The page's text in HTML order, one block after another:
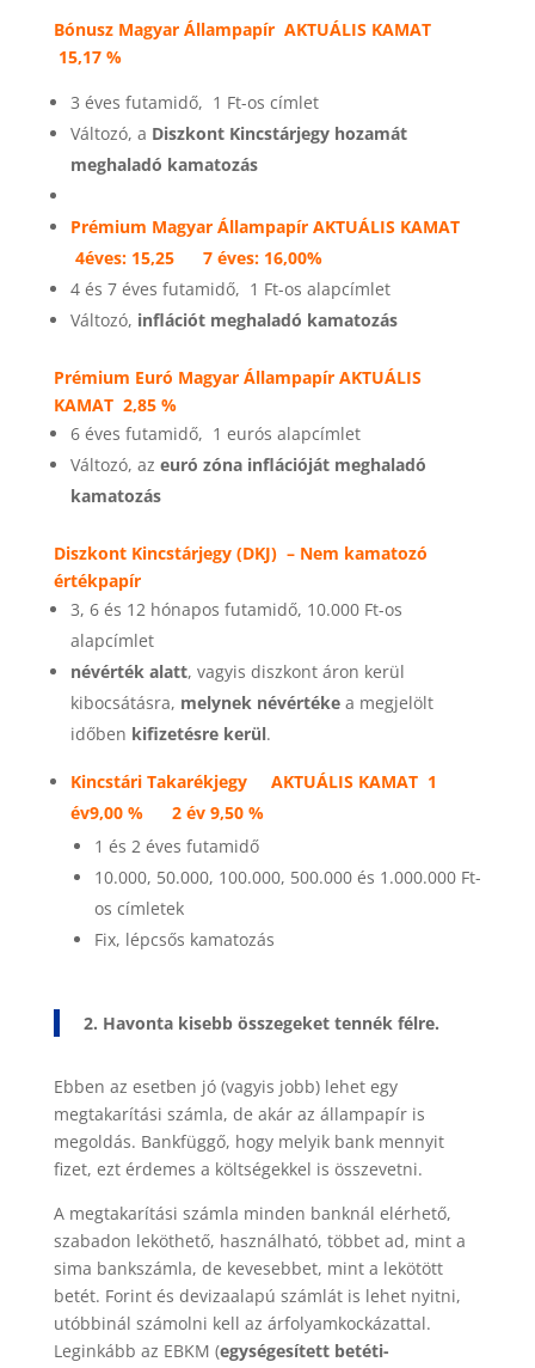
Bónusz Magyar Állampapír AKTUÁLIS KAMAT
15,17 %
3 éves futamidő, 1 Ft-os címlet
Változó, a Diszkont Kincstárjegy hozamát
meghaladó kamatozás
Prémium Magyar Állampapír AKTUÁLIS KAMAT
4éves: 15,25 7 éves: 16,00%
4 és 7 éves futamidő, 1 Ft-os alapcímlet
Változó, inflációt meghaladó kamatozás
Prémium Euró Magyar Állampapír AKTUÁLIS
KAMAT 2,85 %
6 éves futamidő, 1 eurós alapcímlet
Változó, az euró zóna inflációját meghaladó
kamatozás
Diszkont Kincstárjegy (DKJ) – Nem kamatozó
értékpapír
3, 6 és 12 hónapos futamidő, 10.000 Ft-os
alapcímlet
névérték alatt, vagyis diszkont áron kerül
kibocsátásra, melynek névértékea megjelölt
időben kifizetésre kerül.
Kincstári Takarékjegy AKTUÁLIS KAMAT 1
év9,00 % 2 év 9,50 %
1 és 2 éves futamidő
10.000, 50.000, 100.000, 500.000 és 1.000.000 Ft-
os címletek
Fix, lépcsős kamatozás
2. Havonta kisebb összegeket tennék félre.
Ebben az esetben jó (vagyis jobb) lehet egy
megtakarítási számla, de akár az állampapír is
megoldás. Bankfüggő, hogy melyik bank mennyit
fizet, ezt érdemes a költségekkel is összevetni.
A megtakarítási számla minden banknál elérhető,
szabadon leköthető, használható, többet ad, mint a
sima bankszámla, de kevesebbet, mint a lekötött
betét. Forint és devizaalapú számlát is lehet nyitni,
utóbbinál számolni kell az árfolyamkockázattal.
Leginkább az EBKM (egységesített betéti-